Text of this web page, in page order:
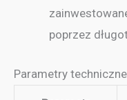
poprzez
Parametry techniczne